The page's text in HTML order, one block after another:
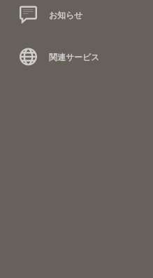
お知らせ
関連サービス